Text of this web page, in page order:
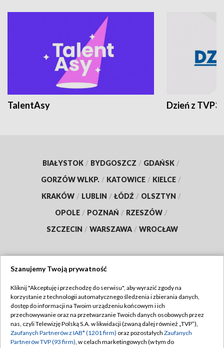
TalentAsy Dzień z TVP3
BIAŁYSTOK / BYDGOSZCZ / GDAŃSK /
GORZÓW WLKP. / KATOWICE / KIELCE /
KRAKÓW / LUBLIN / ŁÓDŹ / OLSZTYN /
OPOLE / POZNAŃ / RZESZÓW /
SZCZECIN / WARSZAWA / WROCŁAW
TVP
Abonament TVP
Emisja w TVP
Regulamin TVP
Polityka prywatności
Szanujemy Twoją prywatność
Kliknij "Akceptuję i przechodzę do serwisu", aby wyrazić zgody na
korzystanie z technologii automatycznego śledzenia i zbierania danych,
dostęp do informacji na Twoim urządzeniu końcowym i ich
przechowywanie oraz na przetwarzanie Twoich danych osobowych przez
nas, czyli Telewizję Polską S.A. w likwidacji (zwaną dalej również „TVP”),
Zaufanych Partnerów z IAB* (1201 firm) oraz pozostałych Zaufanych
Partnerów TVP (93 firm), w celach marketingowych (w tym do